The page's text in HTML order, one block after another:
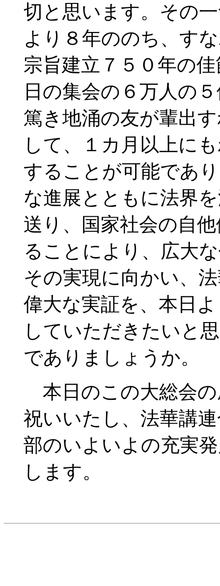
切と思います。その
より８年ののち、す
宗旨建立７５０年の
日の集会の６万人の
篤き地涌の友が輩出
して、１カ月以上に
することが可能であ
な進展とともに法界
送り、国家社会の自
ることにより、広大
その実現に向かい、
偉大な実証を、本日
していただきたいと
でありましょうか。
本日のこの大総会
祝いいたし、法華講
部のいよいよの充実
します。